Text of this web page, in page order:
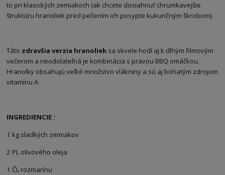
to pri klasických zemiakoch (ak chcete dosiahnuť chrumkavejšie
štruktúru hranoliek pred pečením ich posypte kukuričným škrobom).
Táto zdravšia verzia hranoliek sa skvele hodí aj k dlhým filmovým
večerom a neodolateľná je kombinácia s pravou BBQ omáčkou.
Hranolky obsahujú veľké množstvo vlákniny a sú aj bohatým zdrojom
vitamínu A.
INGREDIENCIE :
1 kg sladkých zemiakov
2 PL olivového oleja
1 ČL rozmarínu